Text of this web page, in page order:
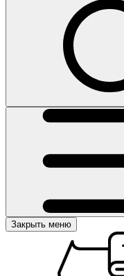
Закрыть меню